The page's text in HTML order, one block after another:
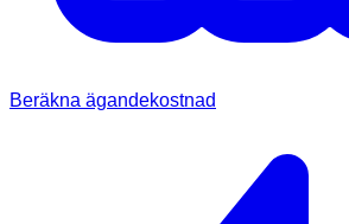
Beräkna ägandekostnad